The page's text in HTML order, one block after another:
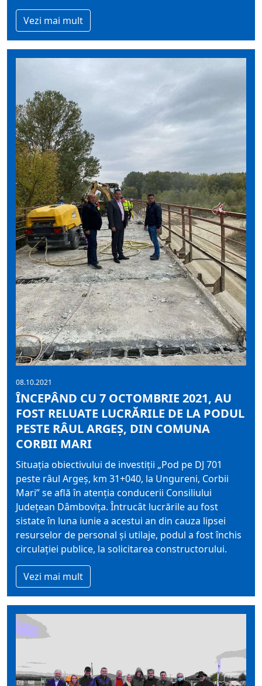
Vezi mai mult
08.10.2021
ÎNCEPÂND CU 7 OCTOMBRIE 2021, AU
FOST RELUATE LUCRĂRILE DE LA PODUL
PESTE RÂUL ARGEȘ, DIN COMUNA
CORBII MARI
Situația obiectivului de investiții „Pod pe DJ 701
peste râul Argeș, km 31+040, la Ungureni, Corbii
Mari” se află în atenția conducerii Consiliului
Județean Dâmbovița. Întrucât lucrările au fost
sistate în luna iunie a acestui an din cauza lipsei
resurselor de personal și utilaje, podul a fost închis
circulației publice, la solicitarea constructorului.
Vezi mai mult